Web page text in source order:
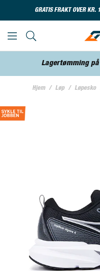
GRATIS FRAKT OVER KR.
Lagertømming
Hjem Løp Løpesko